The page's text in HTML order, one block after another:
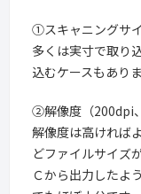
①スキャニングサ
多くは実寸で取り
込むケースもありま
②解像度（200dpi
解像度は高ければ
どファイルサイズ
Ｃから出力したよ